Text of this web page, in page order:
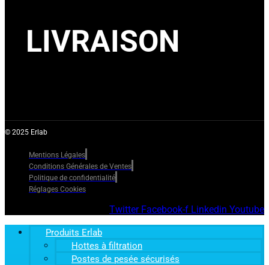
LIVRAISON
© 2025 Erlab
Mentions Légales
Conditions Générales de Ventes
Politique de confidentialité
Réglages Cookies
Twitter Facebook-f Linkedin Youtube
Produits Erlab
Hottes à filtration
Postes de pesée sécurisés